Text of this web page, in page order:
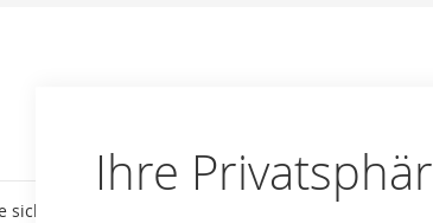
Ihre
mit Ihrer E-Mail-Adresse an.